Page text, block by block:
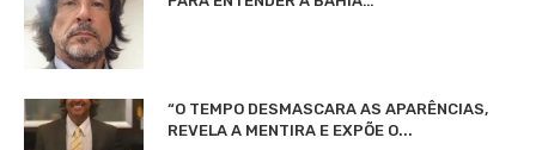
“O TEMPO DESMASCARA AS APARÊNCIAS,
REVELA A MENTIRA E EXPÕE O...